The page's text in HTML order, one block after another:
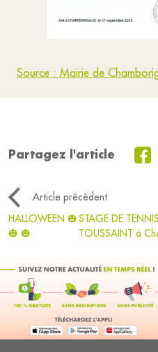
Source : Mairie de
Partagez l'article
Article précédent
HALLOWEEN 🎃
🎃 🎃
STAGE DE
TOUSSAINT à